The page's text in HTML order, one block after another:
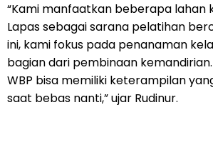
“Kami manfaatkan beberapa lahan
Lapas sebagai sarana pelatihan
ini, kami fokus pada penanaman
bagian dari pembinaan
WBP bisa memiliki keterampilan
saat bebas nanti,” ujar Rudinur.